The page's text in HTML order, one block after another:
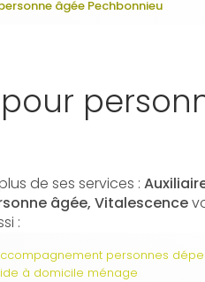
âgée Pechbonnieu
de ses services :
âgée, Vitalescence
:
personnes
à domicile ménage